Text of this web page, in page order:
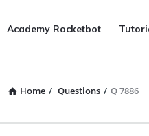
Forum
Navigation
Academy Rocketbot
Home / Questions / Q 7886